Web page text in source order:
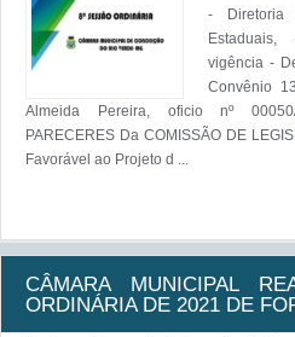
- Diretoria
vigência -
Convênio
Almeida Pereira, oficio nº
PARECERES Da COMISSÃO DE
Favorável ao Projeto d ...
CÂMARA MUNICIPAL
ORDINÁRIA DE 2021 DE